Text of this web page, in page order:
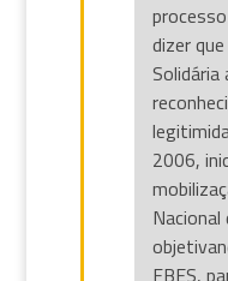
dizer
2006,
Nacional
FBES,